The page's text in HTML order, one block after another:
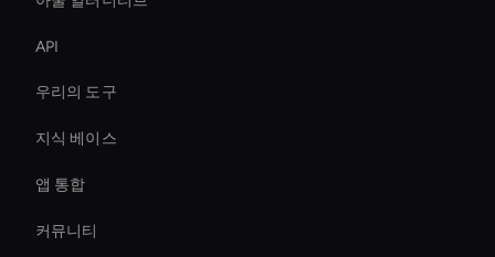
API
우리의 도구
지식 베이스
앱 통합
커뮤니티